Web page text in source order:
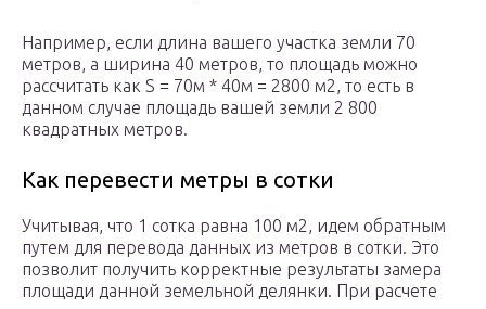
Например, если длина вашего участка земли 70
метров, а ширина 40 метров, то площадь можно
рассчитать как S = 70м * 40м = 2800 м2, то есть в
данном случае площадь вашей земли 2 800
квадратных метров.
Как перевести метры в сотки
Учитывая, что 1 сотка равна 100 м2, идем обратным
путем для перевода данных из метров в сотки. Это
позволит получить корректные результаты замера
площади данной земельной делянки. При расчете